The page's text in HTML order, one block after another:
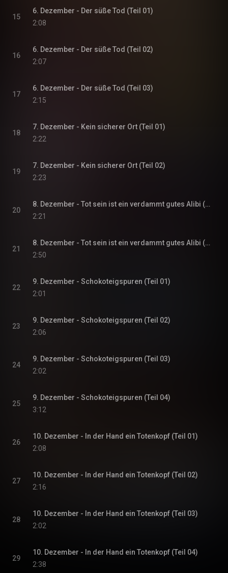
15
6. Dezember - Der süße Tod (Teil 01)
2:08
16
6. Dezember - Der süße Tod (Teil 02)
2:07
17
6. Dezember - Der süße Tod (Teil 03)
2:15
18
7. Dezember - Kein sicherer Ort (Teil 01)
2:22
19
7. Dezember - Kein sicherer Ort (Teil 02)
2:23
20
8. Dezember - Tot sein ist ein verdammt gutes Alibi (Teil 01)
2:21
21
8. Dezember - Tot sein ist ein verdammt gutes Alibi (Teil 02)
2:50
22
9. Dezember - Schokoteigspuren (Teil 01)
2:01
23
9. Dezember - Schokoteigspuren (Teil 02)
2:06
24
9. Dezember - Schokoteigspuren (Teil 03)
2:02
25
9. Dezember - Schokoteigspuren (Teil 04)
3:12
26
10. Dezember - In der Hand ein Totenkopf (Teil 01)
2:08
27
10. Dezember - In der Hand ein Totenkopf (Teil 02)
2:16
28
10. Dezember - In der Hand ein Totenkopf (Teil 03)
2:02
29
10. Dezember - In der Hand ein Totenkopf (Teil 04)
2:38